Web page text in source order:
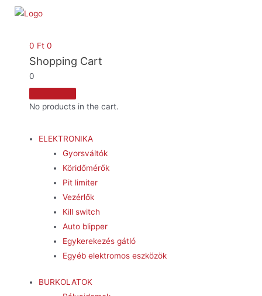
0 Ft 0
Shopping Cart
0
No products in the cart.
ELEKTRONIKA
Gyorsváltók
Köridőmérők
Pit limiter
Vezérlők
Kill switch
Auto blipper
Egykerekezés gátló
Egyéb elektromos eszközök
BURKOLATOK